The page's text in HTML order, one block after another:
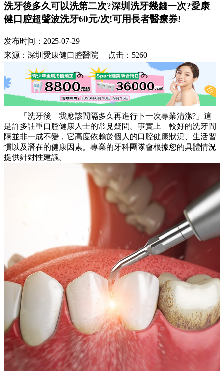
洗牙後多久可以洗第二次?深圳洗牙幾錢一次?愛康
健口腔超聲波洗牙60元/次!可用長者醫療券!
发布时间：2025-07-29
来源：深圳愛康健口腔醫院 点击：5260
「洗牙後，我應該間隔多久再進行下一次專業清潔?」這
是許多註重口腔健康人士的常見疑問。事實上，較好的洗牙間
隔並非一成不變，它高度依賴於個人的口腔健康狀況、生活習
慣以及潛在的健康因素。專業的牙科團隊會根據您的具體情況
提供針對性建議。